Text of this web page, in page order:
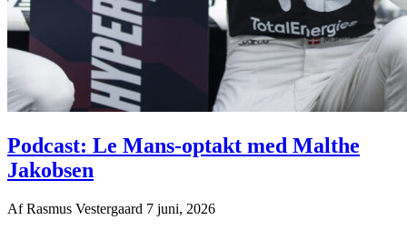
Podcast: Le Mans-optakt med Malthe
Jakobsen
AfRasmus Vestergaard 7 juni, 2026